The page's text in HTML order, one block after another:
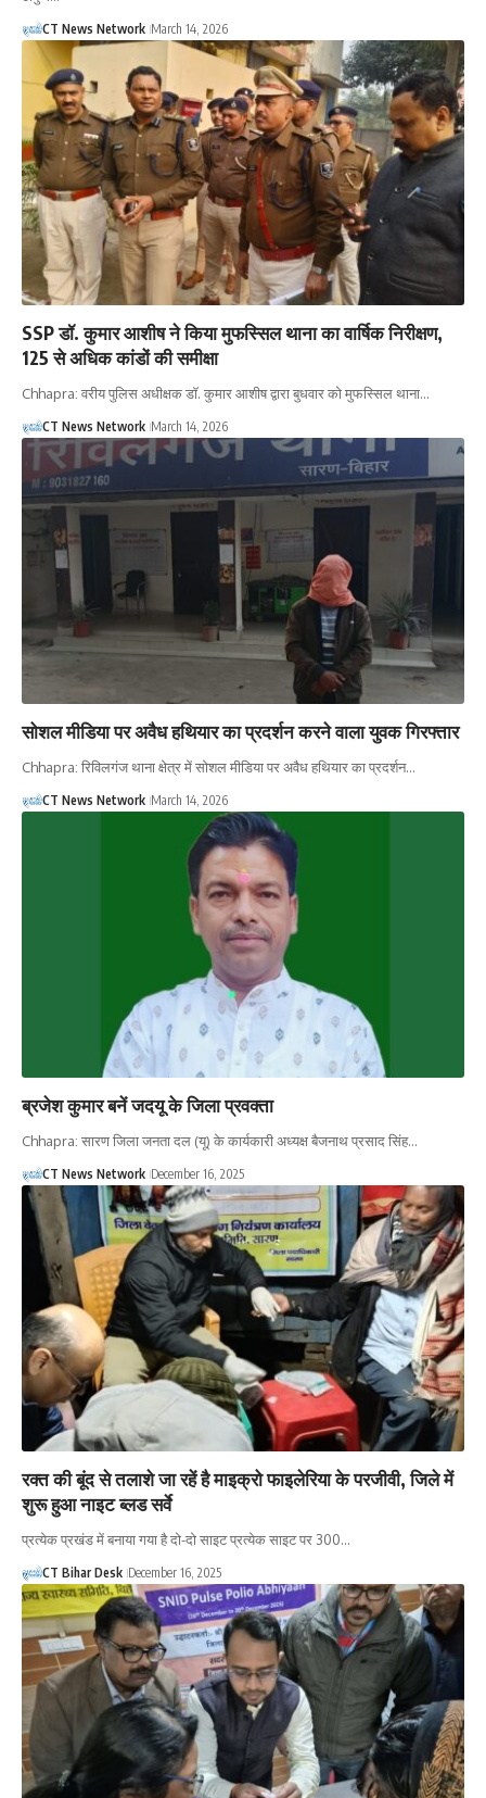
CT News Network March 14, 2026
SSP डॉ. कुमार आशीष ने किया मुफस्सिल थाना का वार्षिक निरीक्षण,
125 से अधिक कांडों की समीक्षा
Chhapra: वरीय पुलिस अधीक्षक डॉ. कुमार आशीष द्वारा बुधवार को मुफस्सिल थाना…
CT News Network March 14, 2026
सोशल मीडिया पर अवैध हथियार का प्रदर्शन करने वाला युवक गिरफ्तार
Chhapra: रिविलगंज थाना क्षेत्र में सोशल मीडिया पर अवैध हथियार का प्रदर्शन…
CT News Network March 14, 2026
ब्रजेश कुमार बनें जदयू के जिला प्रवक्ता
Chhapra: सारण जिला जनता दल (यू) के कार्यकारी अध्यक्ष बैजनाथ प्रसाद सिंह…
CT News Network December 16, 2025
रक्त की बूंद से तलाशे जा रहें है माइक्रो फाइलेरिया के परजीवी, जिले में
शुरू हुआ नाइट ब्लड सर्वे
प्रत्येक प्रखंड में बनाया गया है दो-दो साइट प्रत्येक साइट पर 300…
CT Bihar Desk December 16, 2025